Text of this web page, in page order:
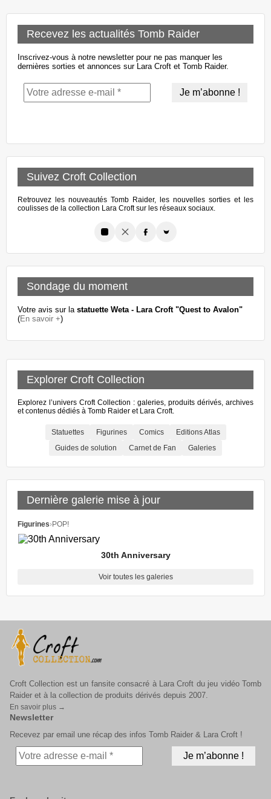
Recevez les actualités Tomb Raider
Inscrivez-vous à notre newsletter pour ne pas manquer les
dernières sorties et annonces sur Lara Croft et Tomb Raider.
Suivez Croft Collection
Retrouvez les nouveautés Tomb Raider, les nouvelles sorties et les
coulisses de la collection Lara Croft sur les réseaux sociaux.
Sondage du moment
Votre avis sur la statuette Weta - Lara Croft "Quest to Avalon"
(En savoir +)
Explorer Croft Collection
Explorez l’univers Croft Collection : galeries, produits dérivés, archives
et contenus dédiés à Tomb Raider et Lara Croft.
Statuettes Figurines Comics
Editions Atlas
Guides de solution
Carnet de Fan Galeries
Dernière galerie mise à jour
Figurines›POP!
30th Anniversary
Voir toutes les galeries
Croft Collection est un fansite consacré à Lara Croft du jeu vidéo Tomb
Raider et à la collection de produits dérivés depuis 2007.
En savoir plus →
Newsletter
Recevez par email une récap des infos Tomb Raider & Lara Croft !